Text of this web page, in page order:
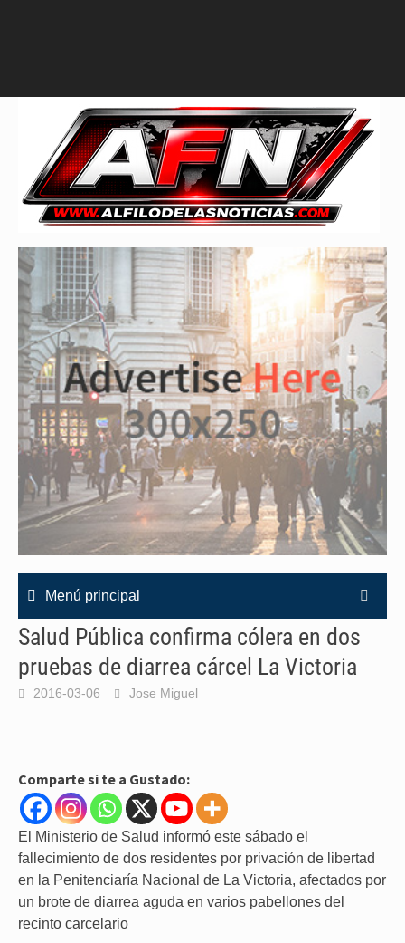
Menú principal
Salud Pública confirma cólera en dos
pruebas de diarrea cárcel La Victoria
2016-03-06 Jose Miguel
Comparte si te a Gustado:
El Ministerio de Salud informó este sábado el
fallecimiento de dos residentes por privación de libertad
en la Penitenciaría Nacional de La Victoria, afectados por
un brote de diarrea aguda en varios pabellones del
recinto carcelario